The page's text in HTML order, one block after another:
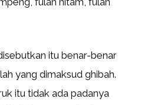
itu benar-benar
yang dimaksud ghibah.
itu tidak ada padanya